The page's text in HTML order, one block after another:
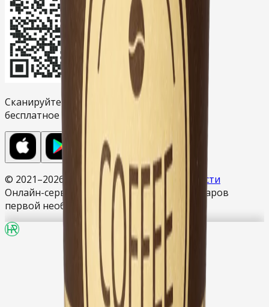
Сканируйте камерой и загрузите
бесплатное приложение Hisor Market.
© 2021–2026
Политика конфиденциальности
Онлайн-сервис доставки продуктов и товаров
первой необходимости HISORMARKET